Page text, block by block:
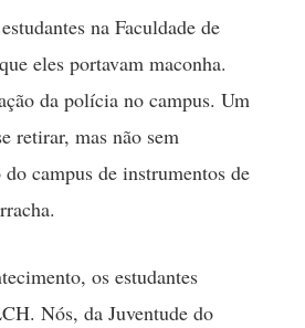
na Faculdade de
eles portavam maconha.
da polícia no campus. Um
retirar, mas não sem
campus de instrumentos de
os estudantes
Nós, da Juventude do